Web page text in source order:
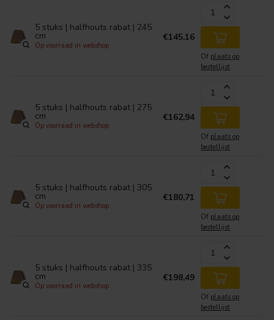
5 stuks | halfhouts rabat | 245
cm
Op voorraad in webshop
€145,16
Of plaats op
bestellijst
5 stuks | halfhouts rabat | 275
cm
Op voorraad in webshop
€162,94
Of plaats op
bestellijst
5 stuks | halfhouts rabat | 305
cm
Op voorraad in webshop
€180,71
Of plaats op
bestellijst
5 stuks | halfhouts rabat | 335
cm
Op voorraad in webshop
€198,49
Of plaats op
bestellijst